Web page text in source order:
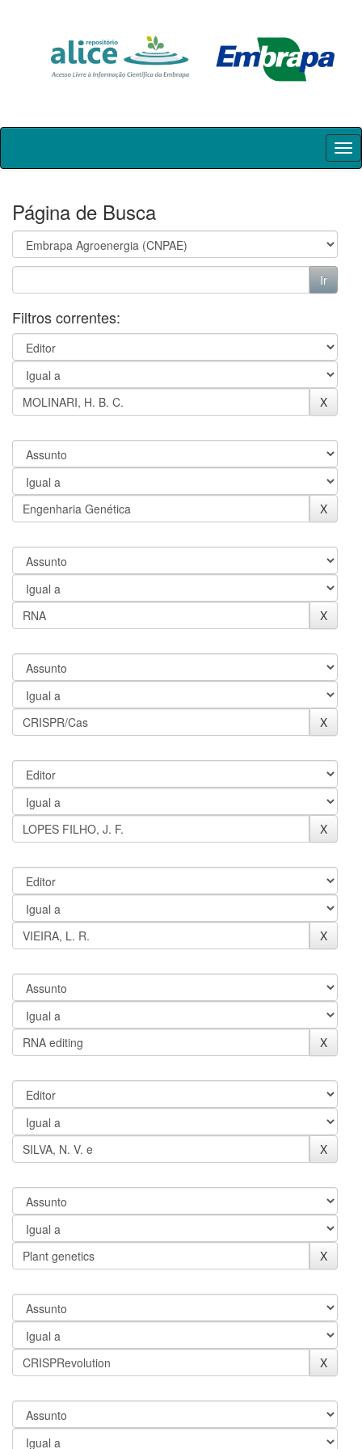
Skip
Página de Busca
Filtros correntes: